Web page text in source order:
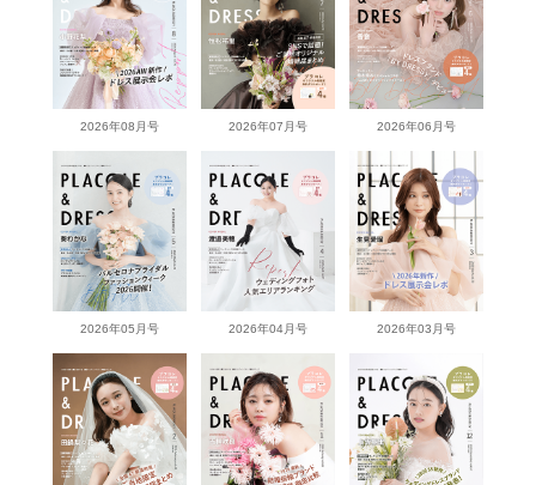
2026年08月号 2026年07月号 2026年06月号
2026年05月号 2026年04月号 2026年03月号